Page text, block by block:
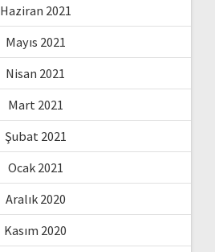
Haziran 2021
Mayıs 2021
Nisan 2021
Mart 2021
Şubat 2021
Ocak 2021
Aralık 2020
Kasım 2020